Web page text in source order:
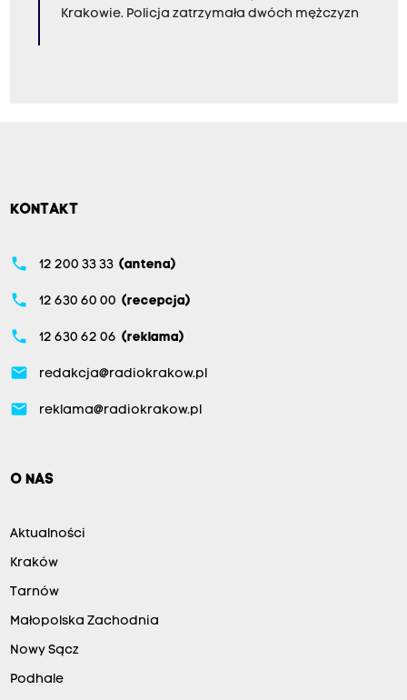
Krakowie. Policja zatrzymała dwóch mężczyzn
KONTAKT
phone 12 200 33 33 (antena)
phone 12 630 60 00 (recepcja)
phone 12 630 62 06 (reklama)
email redakcja@radiokrakow.pl
email reklama@radiokrakow.pl
O NAS
Aktualności
Kraków
Tarnów
Małopolska Zachodnia
Nowy Sącz
Podhale